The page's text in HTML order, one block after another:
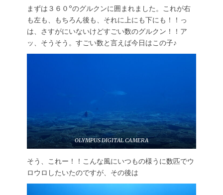
まずは３６０°のグルクンに囲まれました。これが右
も左も、もちろん後も、それに上にも下にも！！っ
は、さすがにいないけどすごい数のグルクン！！ア
ッ、そうそう。すごい数と言えば今日はこの子♪
OLYMPUS DIGITAL CAMERA
そう、これー！！こんな風にいつもの様うに数匹でウ
ロウロしたいたのですが、その後は